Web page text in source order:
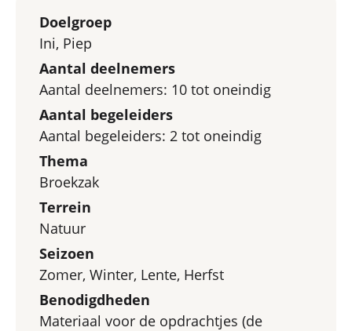
Doelgroep
Ini, Piep
Aantal deelnemers
Aantal deelnemers: 10 tot oneindig
Aantal begeleiders
Aantal begeleiders: 2 tot oneindig
Thema
Broekzak
Terrein
Natuur
Seizoen
Zomer, Winter, Lente, Herfst
Benodigdheden
Materiaal voor de opdrachtjes (de